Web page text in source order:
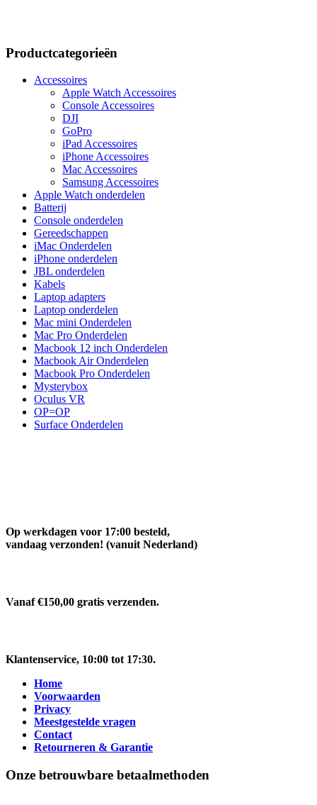
Productcategorieën
Accessoires
Apple Watch Accessoires
Console Accessoires
DJI
GoPro
iPad Accessoires
iPhone Accessoires
Mac Accessoires
Samsung Accessoires
Apple Watch onderdelen
Batterij
Console onderdelen
Gereedschappen
iMac Onderdelen
iPhone onderdelen
JBL onderdelen
Kabels
Laptop adapters
Laptop onderdelen
Mac mini Onderdelen
Mac Pro Onderdelen
Macbook 12 inch Onderdelen
Macbook Air Onderdelen
Macbook Pro Onderdelen
Mysterybox
Oculus VR
OP=OP
Surface Onderdelen
Op werkdagen voor 17:00 besteld,
vandaag verzonden! (vanuit Nederland)
Vanaf €150,00 gratis verzenden.
Klantenservice, 10:00 tot 17:30.
Home
Voorwaarden
Privacy
Meestgestelde vragen
Contact
Retourneren & Garantie
Onze betrouwbare betaalmethoden